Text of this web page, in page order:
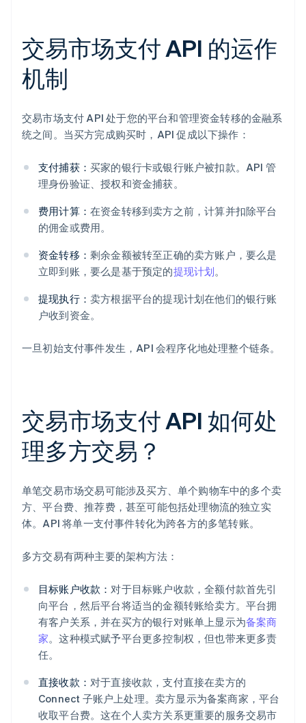
交易市场支付 API 的运作
机制
交易市场支付 API 处于您的平台和管理资金转移的金融系
统之间。当买方完成购买时，API 促成以下操作：
支付捕获： 买家的银行卡或银行账户被扣款。API 管
理身份验证、授权和资金捕获。
费用计算： 在资金转移到卖方之前，计算并扣除平台
的佣金或费用。
资金转移： 剩余金额被转至正确的卖方账户，要么是
立即到账，要么是基于预定的提现计划。
提现执行： 卖方根据平台的提现计划在他们的银行账
户收到资金。
一旦初始支付事件发生，API 会程序化地处理整个链条。
交易市场支付 API 如何处
理多方交易？
单笔交易市场交易可能涉及买方、单个购物车中的多个卖
方、平台费、推荐费，甚至可能包括处理物流的独立实
体。API 将单一支付事件转化为跨各方的多笔转账。
多方交易有两种主要的架构方法：
目标账户收款：对于目标账户收款，全额付款首先引
向平台，然后平台将适当的金额转账给卖方。平台拥
有客户关系，并在买方的银行对账单上显示为备案商
家。这种模式赋予平台更多控制权，但也带来更多责
任。
直接收款： 对于直接收款，支付直接在卖方的
Connect 子账户上处理。卖方显示为备案商家，平台
收取平台费。这在个人卖方关系更重要的服务交易市